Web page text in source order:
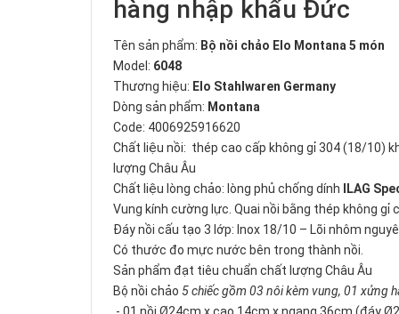
hàng nhập khẩu Đức
Tên sản phẩm: Bộ nồi chảo Elo Montana 5 món
Model: 6048
Thương hiệu: Elo Stahlwaren Germany
Dòng sản phẩm: Montana
Code: 4006925916620
Chất liệu nồi: thép cao cấp không gỉ 304 (18/10)
lượng Châu Âu
Chất liệu lòng chảo: lòng phủ chống dính
ILAG
Vung kính cường lực. Quai nồi bằng thép không gỉ
Đáy nồi cấu tạo 3 lớp: Inox 18/10 – Lõi nhôm
Có thước đo mực nước bên trong thành nồi.
Sản phẩm đạt tiêu chuẩn chất lượng Châu Âu
Bộ nồi chảo 5 chiếc gồm 03 nôi kèm vung, 01 xửng